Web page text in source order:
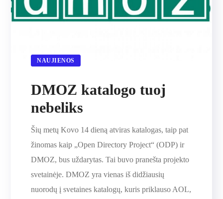
NAUJIENOS
DMOZ katalogo tuoj
nebeliks
Šių metų Kovo 14 dieną atviras katalogas, taip pat
žinomas kaip „Open Directory Project“ (ODP) ir
DMOZ, bus uždarytas. Tai buvo pranešta projekto
svetainėje. DMOZ yra vienas iš didžiausių
nuorodų į svetaines katalogų, kuris priklauso AOL,